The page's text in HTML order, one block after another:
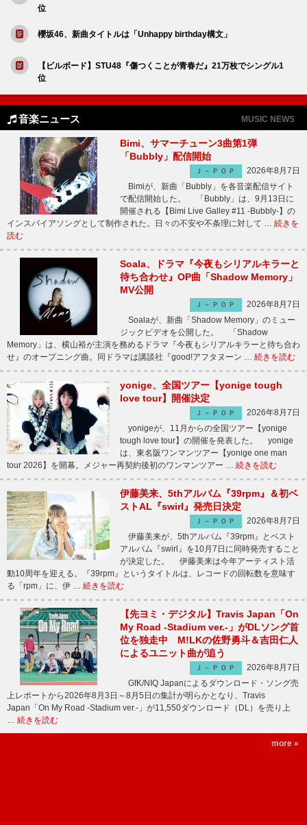
位
櫻坂46、新曲タイトルは「Unhappy birthday構文」
【ビルボード】STU48『傷つくことが青春だ』21万枚でシングル1
位
音楽ニュース MUSIC NEWS
Bimi、サマーチューン3曲第1弾
「Bubbly」配信開始
Ｊ－ＰＯＰ
2026年8月7日
Bimiが、新曲「Bubbly」を各音楽配信サイト
で配信開始した。 「Bubbly」は、9月13日に
開催される【Bimi Live Galley #11 -Bubbly-】の
インスパイアソングとして制作された。日々の不安や不条理に対して … 続きを
読む
Soala、ドラマ『今夜もシリアルキラーと
待ち合わせ』OP曲「Shadow Memory」
MV公開
Ｊ－ＰＯＰ
2026年8月7日
Soalaが、新曲「Shadow Memory」のミュー
ジックビデオを公開した。 「Shadow
Memory」は、横山裕が主演を務めるドラマ『今夜もシリアルキラーと待ち合わ
せ』のオープニング曲。同ドラマは講談社『good!アフタヌーン … 続きを読む
yonige、全国ツアー【yonige tough
love tour】開催決定
Ｊ－ＰＯＰ
2026年8月7日
yonigeが、11月からの全国ツアー【yonige
tough love tour】の開催を発表した。 yonige
は、東名阪ワンマンツアー【yonige one man
tour 2026】を開幕。メジャー再契約後初のワンマンツアー … 続きを読む
伊藤美来、5thアルバム『39rpm』＆初ベ
ストAL『swirl』発売日決定
Ｊ－ＰＯＰ
2026年8月7日
伊藤美来が、5thアルバム『39rpm』とベスト
アルバム『swirl』を10月7日に同時発売すること
が決定した。 伊藤美来は今年アーティスト活
動10周年を迎える。『39rpm』というタイトルは、レコードの回転数を意味す
る「rpm」に、伊 … 続きを読む
【先ヨミ・デジタル】Travis Japan「On
My Road -Stadium ver.-」がDLソング首
位を独走中 M!LKの佐野勇斗＆吉田仁人
によるユニット曲が追う
Ｊ－ＰＯＰ
2026年8月7日
GfK/NIQ Japanによるダウンロード・ソング売
上レポートから2026年8月3日～8月5日の集計が明らかとなり、Travis
Japan「On My Road -Stadium ver.-」が11,550ダウンロード（DL）を売り上
… 続きを読む
more »